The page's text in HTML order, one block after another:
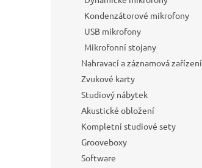
Kondenzátorové mikrofony
USB mikrofony
Mikrofonní stojany
Nahravací a záznamová zařízení
Zvukové karty
Studiový nábytek
Akustické obložení
Kompletní studiové sety
Grooveboxy
Software